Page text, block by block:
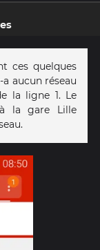
ces quelques
aucun réseau
la ligne 1. Le
la gare Lille